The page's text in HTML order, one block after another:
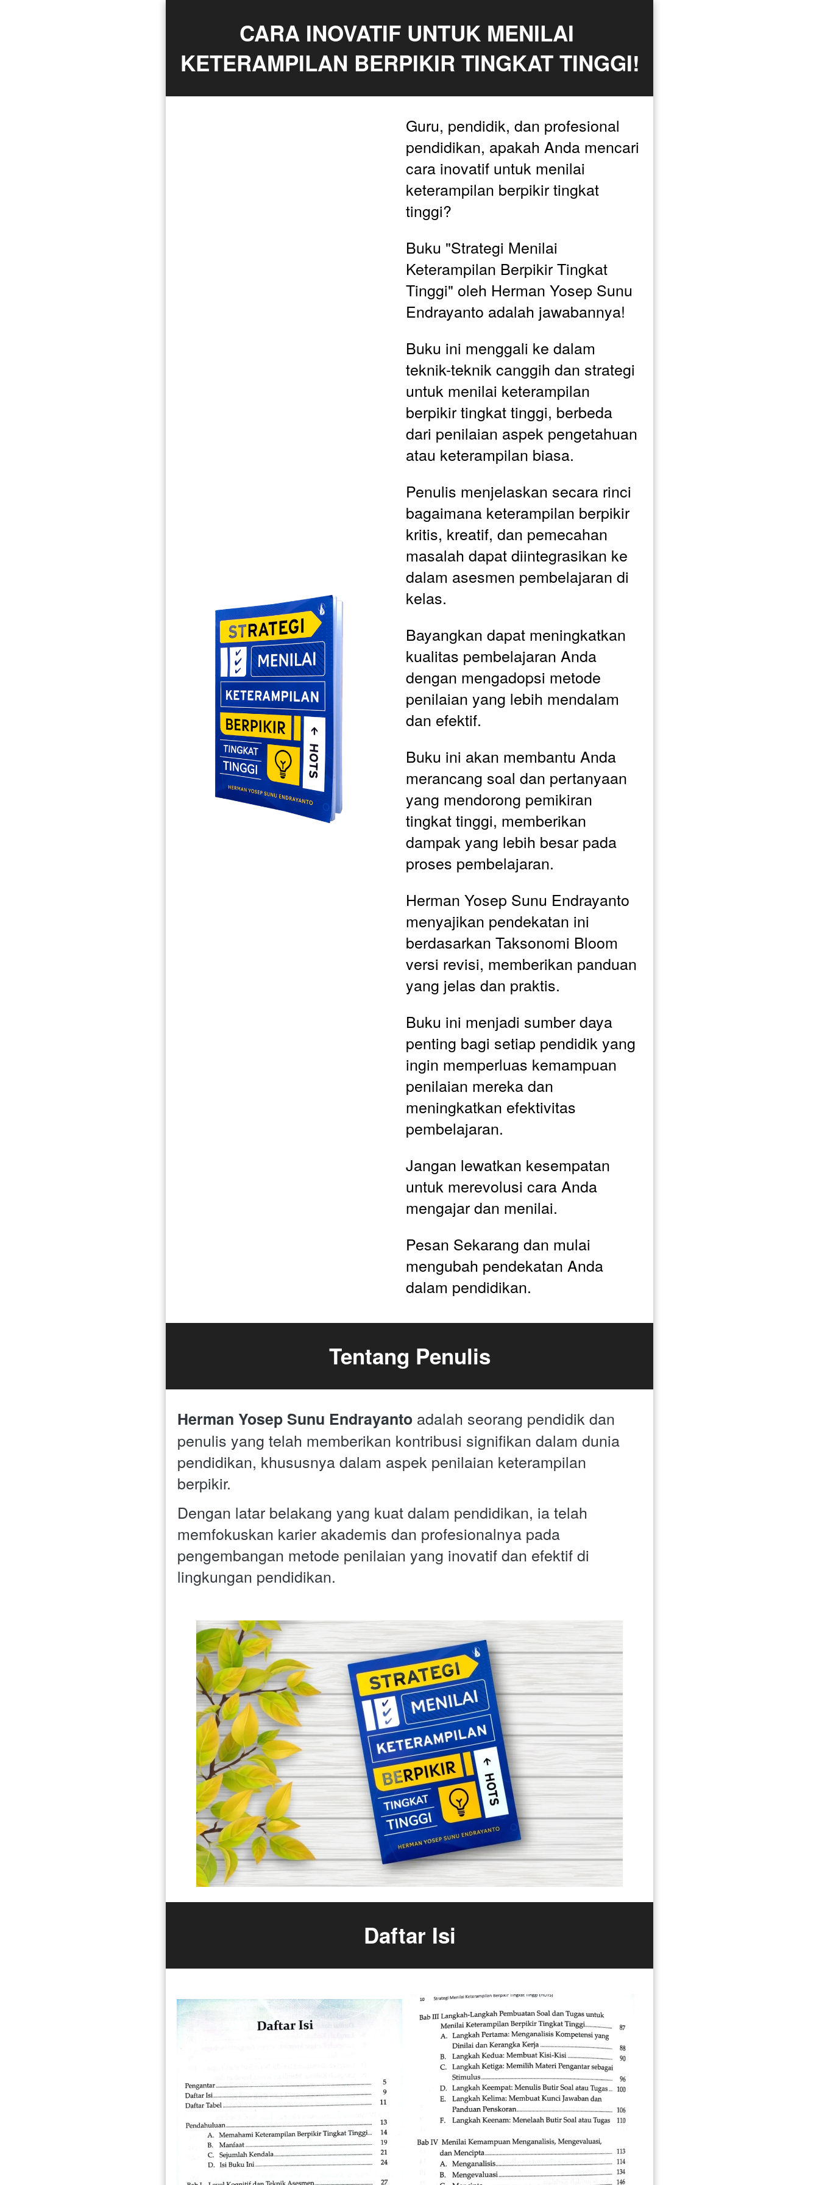
CARA INOVATIF UNTUK MENILAI
KETERAMPILAN BERPIKIR TINGKAT TINGGI!
Guru, pendidik, dan profesional
pendidikan, apakah Anda mencari
cara inovatif untuk menilai
keterampilan berpikir tingkat
tinggi?
Buku "Strategi Menilai
Keterampilan Berpikir Tingkat
Tinggi" oleh Herman Yosep Sunu
Endrayanto adalah jawabannya!
Buku ini menggali ke dalam
teknik-teknik canggih dan strategi
untuk menilai keterampilan
berpikir tingkat tinggi, berbeda
dari penilaian aspek pengetahuan
atau keterampilan biasa.
Penulis menjelaskan secara rinci
bagaimana keterampilan berpikir
kritis, kreatif, dan pemecahan
masalah dapat diintegrasikan ke
dalam asesmen pembelajaran di
kelas.
Bayangkan dapat meningkatkan
kualitas pembelajaran Anda
dengan mengadopsi metode
penilaian yang lebih mendalam
dan efektif.
Buku ini akan membantu Anda
merancang soal dan pertanyaan
yang mendorong pemikiran
tingkat tinggi, memberikan
dampak yang lebih besar pada
proses pembelajaran.
Herman Yosep Sunu Endrayanto
menyajikan pendekatan ini
berdasarkan Taksonomi Bloom
versi revisi, memberikan panduan
yang jelas dan praktis.
Buku ini menjadi sumber daya
penting bagi setiap pendidik yang
ingin memperluas kemampuan
penilaian mereka dan
meningkatkan efektivitas
pembelajaran.
Jangan lewatkan kesempatan
untuk merevolusi cara Anda
mengajar dan menilai.
Pesan Sekarang dan mulai
mengubah pendekatan Anda
dalam pendidikan.
Tentang Penulis
Herman Yosep Sunu Endrayanto adalah seorang pendidik dan
penulis yang telah memberikan kontribusi signifikan dalam dunia
pendidikan, khususnya dalam aspek penilaian keterampilan
berpikir.
Dengan latar belakang yang kuat dalam pendidikan, ia telah
memfokuskan karier akademis dan profesionalnya pada
pengembangan metode penilaian yang inovatif dan efektif di
lingkungan pendidikan.
Daftar Isi